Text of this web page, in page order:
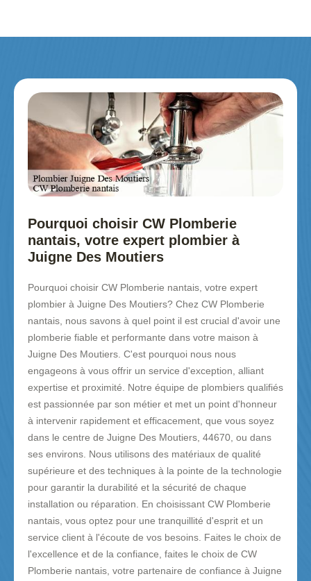
Pourquoi choisir CW Plomberie
nantais, votre expert plombier à
Juigne Des Moutiers
Pourquoi choisir CW Plomberie nantais, votre expert
plombier à Juigne Des Moutiers? Chez CW Plomberie
nantais, nous savons à quel point il est crucial d'avoir une
plomberie fiable et performante dans votre maison à
Juigne Des Moutiers. C'est pourquoi nous nous
engageons à vous offrir un service d'exception, alliant
expertise et proximité. Notre équipe de plombiers qualifiés
est passionnée par son métier et met un point d'honneur
à intervenir rapidement et efficacement, que vous soyez
dans le centre de Juigne Des Moutiers, 44670, ou dans
ses environs. Nous utilisons des matériaux de qualité
supérieure et des techniques à la pointe de la technologie
pour garantir la durabilité et la sécurité de chaque
installation ou réparation. En choisissant CW Plomberie
nantais, vous optez pour une tranquillité d'esprit et un
service client à l'écoute de vos besoins. Faites le choix de
l'excellence et de la confiance, faites le choix de CW
Plomberie nantais, votre partenaire de confiance à Juigne